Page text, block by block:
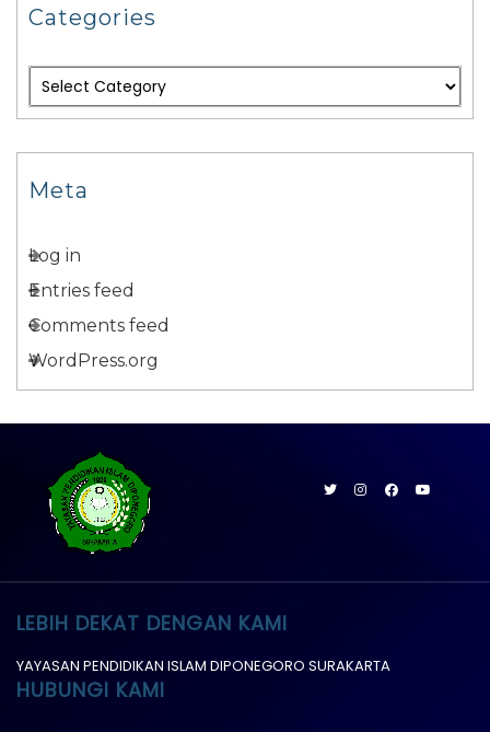
Categories
Meta
Log in
Entries feed
Comments feed
WordPress.org
LEBIH DEKAT DENGAN KAMI
YAYASAN PENDIDIKAN ISLAM DIPONEGORO SURAKARTA
HUBUNGI KAMI